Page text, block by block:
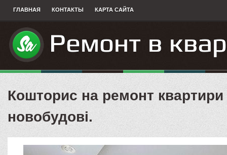
ГЛАВНАЯ КОНТАКТЫ КАРТА САЙТА
Кошторис на ремонт квартири
новобудові.